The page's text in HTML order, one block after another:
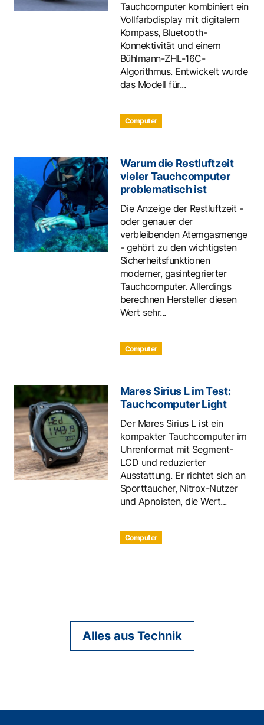
Tauchcomputer kombiniert ein
Vollfarbdisplay mit digitalem
Kompass, Bluetooth-
Konnektivität und einem
Bühlmann-ZHL-16C-
Algorithmus. Entwickelt wurde
das Modell für...
Computer
Warum die Restluftzeit
vieler Tauchcomputer
problematisch ist
Die Anzeige der Restluftzeit -
oder genauer der
verbleibenden Atemgasmenge
- gehört zu den wichtigsten
Sicherheitsfunktionen
moderner, gasintegrierter
Tauchcomputer. Allerdings
berechnen Hersteller diesen
Wert sehr...
Computer
Mares Sirius L im Test:
Tauchcomputer Light
Der Mares Sirius L ist ein
kompakter Tauchcomputer im
Uhrenformat mit Segment-
LCD und reduzierter
Ausstattung. Er richtet sich an
Sporttaucher, Nitrox-Nutzer
und Apnoisten, die Wert...
Computer
Alles aus Technik